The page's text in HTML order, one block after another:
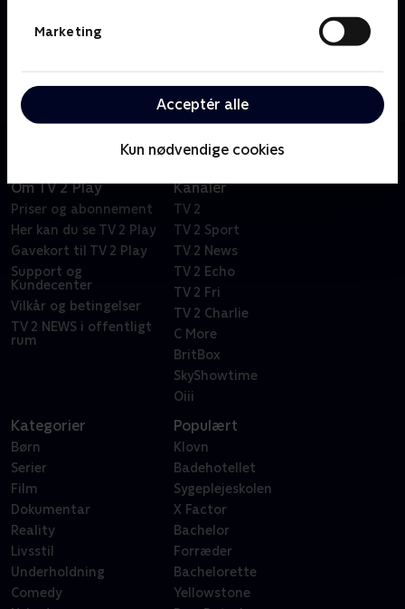
Marketing
Acceptér alle
Kun nødvendige cookies
og lær om alle de spændende dyr. Besøg blandt
forskellige dyr spiser til frokost.
Om TV 2 Play
Priser og abonnement
Her kan du se TV 2 Play
Gavekort til TV 2 Play
Support og
Kundecenter
Vilkår og betingelser
TV 2 NEWS i offentligt
rum
Kanaler
TV 2
TV 2 Sport
TV 2 News
TV 2 Echo
TV 2 Fri
TV 2 Charlie
C More
BritBox
SkyShowtime
Oiii
Kategorier
Børn
Serier
Film
Dokumentar
Reality
Livsstil
Underholdning
Comedy
Populært
Klovn
Badehotellet
Sygeplejeskolen
X Factor
Bachelor
Forræder
Bachelorette
Yellowstone